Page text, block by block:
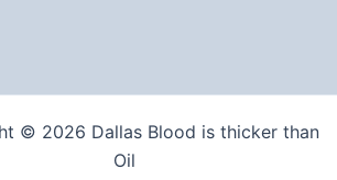
© 2026 Dallas Blood is thicker than
Oil